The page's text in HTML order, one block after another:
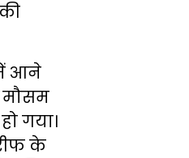
आने
मौसम
गया।
के